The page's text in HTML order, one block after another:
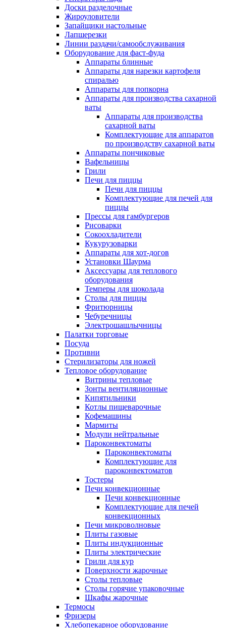
Доски разделочные
Жироуловители
Запайщики настольные
Лапшерезки
Линии раздачи/самообслуживания
Оборудование для фаст-фуда
Аппараты блинные
Аппараты для нарезки картофеля
спиралью
Аппараты для попкорна
Аппараты для производства сахарной
ваты
Аппараты для производства
сахарной ваты
Комплектующие для аппаратов
по производству сахарной ваты
Аппараты пончиковые
Вафельницы
Грили
Печи для пиццы
Печи для пиццы
Комплектующие для печей для
пиццы
Прессы для гамбургеров
Рисоварки
Сокоохладители
Кукурузоварки
Аппараты для хот-догов
Установки Шаурма
Аксессуары для теплового
оборудования
Темперы для шоколада
Столы для пиццы
Фритюрницы
Чебуречницы
Электрошашлычницы
Палатки торговые
Посуда
Противни
Стерилизаторы для ножей
Тепловое оборудование
Витрины тепловые
Зонты вентиляционные
Кипятильники
Котлы пищеварочные
Кофемашины
Мармиты
Модули нейтральные
Пароконвектоматы
Пароконвектоматы
Комплектующие для
пароконвектоматов
Тостеры
Печи конвекционные
Печи конвекционные
Комплектующие для печей
конвекционных
Печи микроволновые
Плиты газовые
Плиты индукционные
Плиты электрические
Грили для кур
Поверхности жарочные
Столы тепловые
Столы горячие упаковочные
Шкафы жарочные
Термосы
Фризеры
Хлебопекарное оборудование